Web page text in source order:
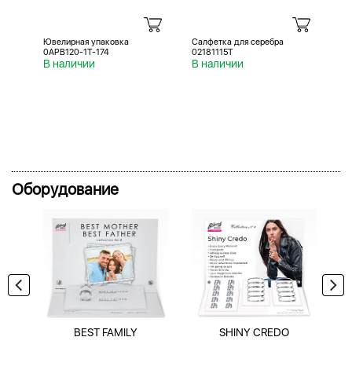
Ювелирная упаковка
0APB120-1T-174
В наличии
Салфетка для серебра
02181115T
В наличии
Оборудование
BEST FAMILY SHINY CREDO